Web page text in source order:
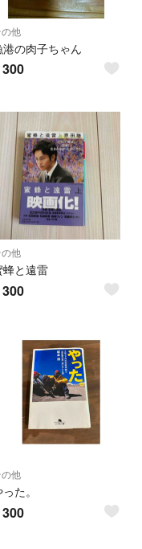
他
港の肉子ちゃん
300
他
蜂と遠雷
300
他
た。
300